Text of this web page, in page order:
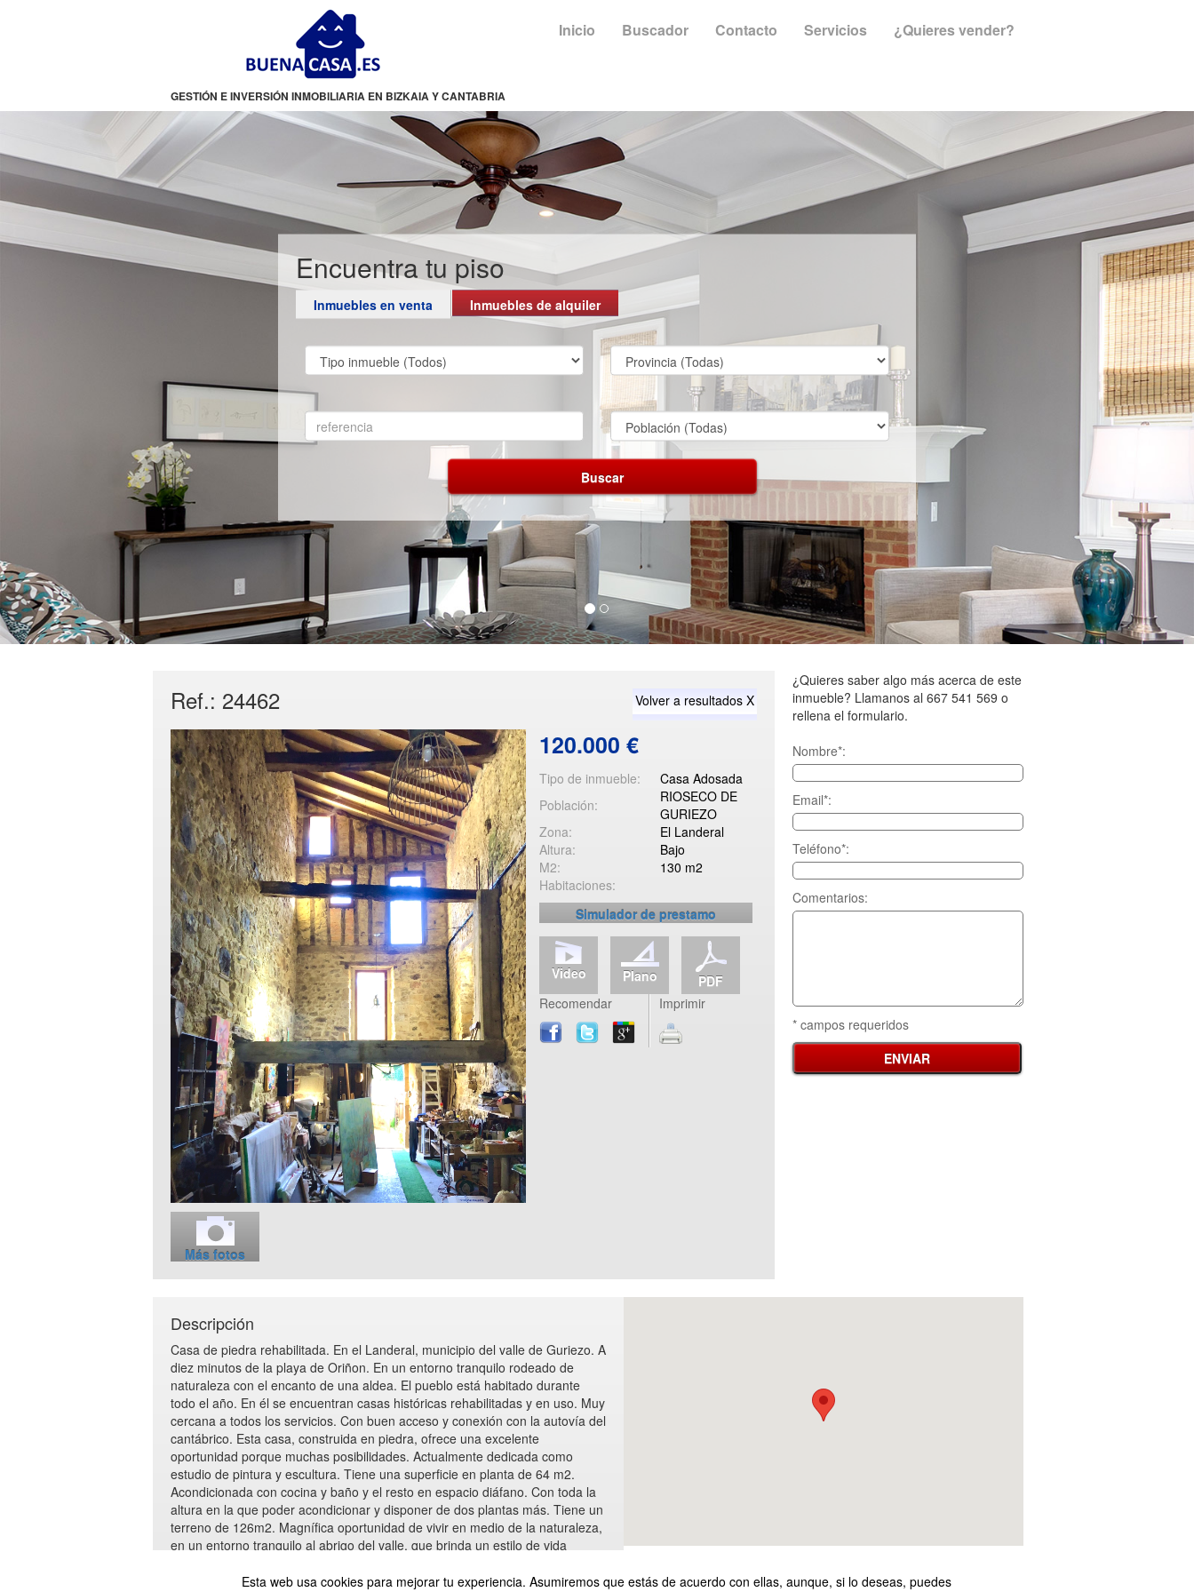
GESTIÓN E INVERSIÓN INMOBILIARIA EN BIZKAIA Y CANTABRIA
Inicio Buscador Contacto Servicios ¿Quieres vender?
Encuentra tu piso
Inmuebles en venta Inmuebles de alquiler
Volver a resultados X
Ref.: 24462
Más fotos
120.000 €
Tipo de inmueble:
Casa Adosada
Población:
RIOSECO DE
GURIEZO
Zona:
El Landeral
Altura:
Bajo
M2:
130 m2
Habitaciones:
Simulador de prestamo
Video Plano
PDF
Recomendar
Imprimir
¿Quieres saber algo más acerca de este
inmueble? Llamanos al 667 541 569 o
rellena el formulario.
Nombre*:
Email*:
Teléfono*:
Comentarios:
* campos requeridos
Descripción
Casa de piedra rehabilitada. En el Landeral, municipio del valle de Guriezo. A
diez minutos de la playa de Oriñon. En un entorno tranquilo rodeado de
naturaleza con el encanto de una aldea. El pueblo está habitado durante
todo el año. En él se encuentran casas históricas rehabilitadas y en uso. Muy
cercana a todos los servicios. Con buen acceso y conexión con la autovía del
cantábrico. Esta casa, construida en piedra, ofrece una excelente
oportunidad porque muchas posibilidades. Actualmente dedicada como
estudio de pintura y escultura. Tiene una superficie en planta de 64 m2.
Acondicionada con cocina y baño y el resto en espacio diáfano. Con toda la
altura en la que poder acondicionar y disponer de dos plantas más. Tiene un
terreno de 126m2. Magnífica oportunidad de vivir en medio de la naturaleza,
en un entorno tranquilo al abrigo del valle, que brinda un estilo de vida
Esta web usa cookies para mejorar tu experiencia. Asumiremos que estás de acuerdo con ellas, aunque, si lo deseas, puedes